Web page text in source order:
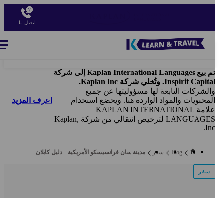
اتصل بنا
تم بيع Kaplan International Languages إلى شركة
Inspirit Capital. وتُخلي شركة Kaplan Inc.
والشركات التابعة لها مسؤوليتها عن جميع
المحتويات والمواد الواردة هنا. ويخضع استخدام
علامة KAPLAN INTERNATIONAL
LANGUAGES لترخيص انتقالي من شركة Kaplan,
Inc.
اعرف المزيد
Blog سفر مدينة سان فرانسيسكو الأمريكية – دليل كابلان
سفر